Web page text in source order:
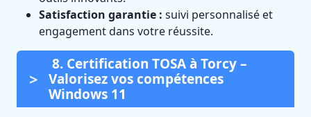
Satisfaction garantie : suivi personnalisé et
engagement dans votre réussite.
8. Certification TOSA à Torcy –
Valorisez vos compétences
Windows 11